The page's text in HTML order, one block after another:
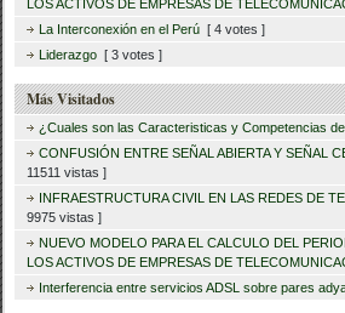
LOS ACTIVOS DE EMPRESAS DE
La Interconexión en el Perú [ 4 votes ]
Liderazgo [ 3 votes ]
Más Visitados
¿Cuales son las Caracteristicas y Competencias
CONFUSIÓN ENTRE SEÑAL ABIERTA Y SEÑAL
11511 vistas ]
INFRAESTRUCTURA CIVIL EN LAS REDES DE
9975 vistas ]
NUEVO MODELO PARA EL CALCULO DEL
LOS ACTIVOS DE EMPRESAS DE
Interferencia entre servicios ADSL sobre pares